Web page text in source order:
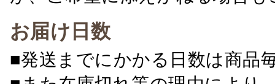
お届け日数
■発送までにかかる日数は商品